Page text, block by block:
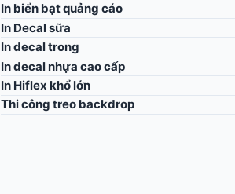
In biển bạt quảng cáo
In Decal sữa
In decal trong
In decal nhựa cao cấp
In Hiflex khổ lớn
Thi công treo backdrop